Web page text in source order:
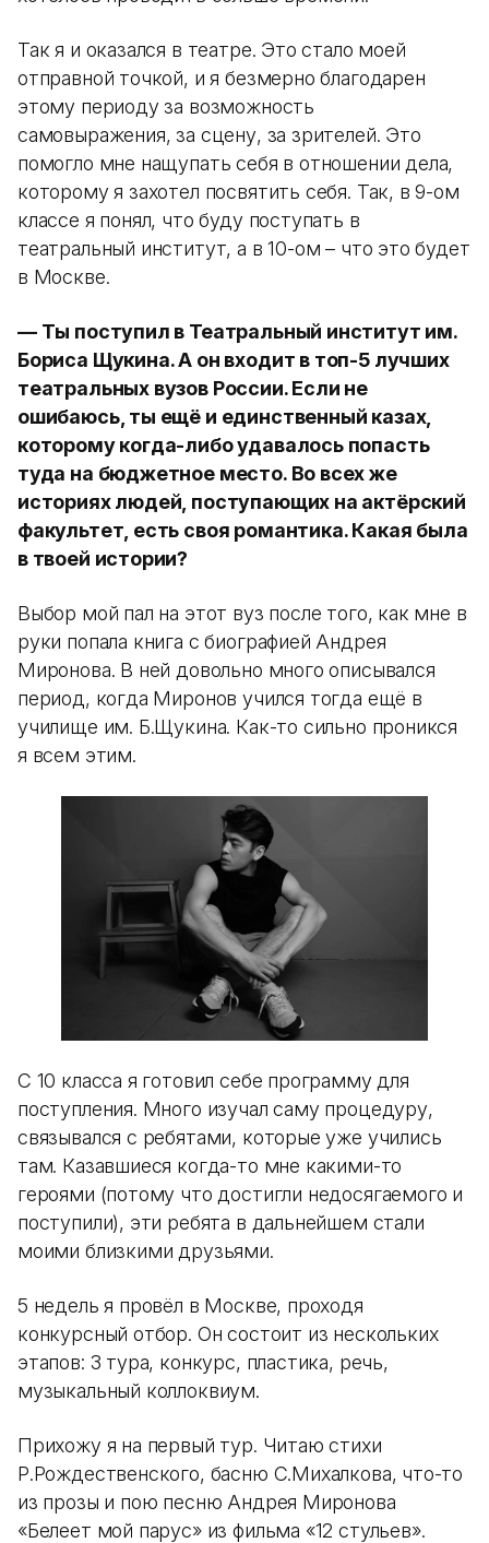
Так я и оказался в театре. Это стало моей
отправной точкой, и я безмерно благодарен
этому периоду за возможность
самовыражения, за сцену, за зрителей. Это
помогло мне нащупать себя в отношении дела,
которому я захотел посвятить себя. Так, в 9-ом
классе я понял, что буду поступать в
театральный институт, а в 10-ом – что это будет
в Москве.
— Ты поступил в Театральный институт им.
Бориса Щукина. А он входит в топ-5 лучших
театральных вузов России. Если не
ошибаюсь, ты ещё и единственный казах,
которому когда-либо удавалось попасть
туда на бюджетное место. Во всех же
историях людей, поступающих на актёрский
факультет, есть своя романтика. Какая была
в твоей истории?
Выбор мой пал на этот вуз после того, как мне в
руки попала книга с биографией Андрея
Миронова. В ней довольно много описывался
период, когда Миронов учился тогда ещё в
училище им. Б.Щукина. Как-то сильно проникся
я всем этим.
С 10 класса я готовил себе программу для
поступления. Много изучал саму процедуру,
связывался с ребятами, которые уже учились
там. Казавшиеся когда-то мне какими-то
героями (потому что достигли недосягаемого и
поступили), эти ребята в дальнейшем стали
моими близкими друзьями.
5 недель я провёл в Москве, проходя
конкурсный отбор. Он состоит из нескольких
этапов: 3 тура, конкурс, пластика, речь,
музыкальный коллоквиум.
Прихожу я на первый тур. Читаю стихи
Р.Рождественского, басню С.Михалкова, что-то
из прозы и пою песню Андрея Миронова
«Белеет мой парус» из фильма «12 стульев».